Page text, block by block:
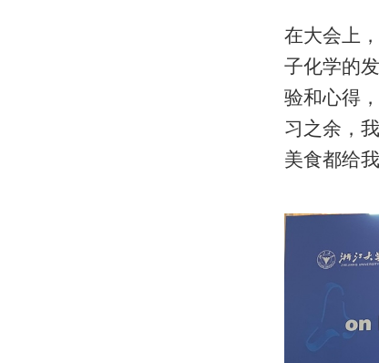
在大会上
子化学的
验和心得
习之余，
美食都给